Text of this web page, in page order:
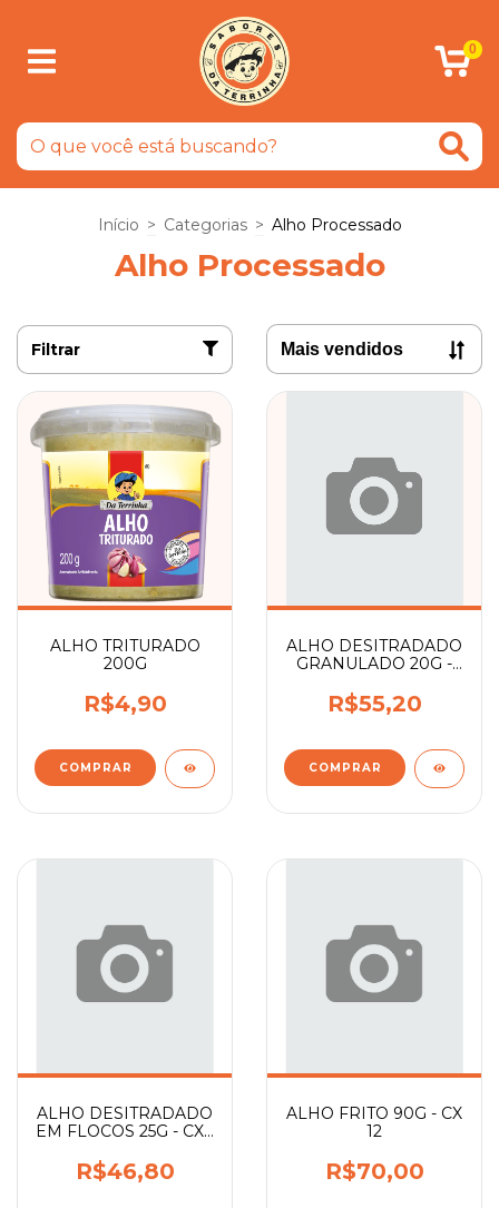
0
Início > Categorias > Alho Processado
Alho Processado
Filtrar
ALHO TRITURADO
200G
R$4,90
ALHO DESITRADADO
GRANULADO 20G -
R$55,20
ALHO DESITRADADO
EM FLOCOS 25G - CX -
R$46,80
ALHO FRITO 90G - CX
12
R$70,00